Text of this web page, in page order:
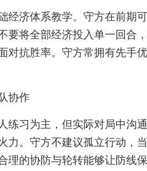
经济体系教学。守方在前期
要将全部经济投入单一回合
对抗胜率。守方常拥有先手
协作
练习为主，但实际对局中沟
力。守方不建议孤立行动，
理的协防与轮转能够让防线